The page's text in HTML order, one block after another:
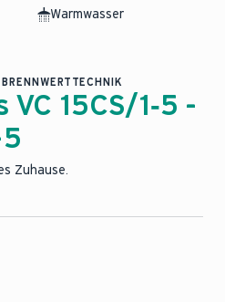
Warmwasser
VC 15CS/1‑5 -
Zuhause.